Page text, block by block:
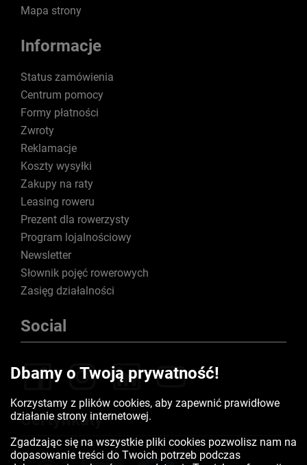
Mapa strony
Informacje
Status zamówienia
Centrum pomocy
Formy płatności
Zwroty
Reklamacje
Koszty wysyłki
Zakupy na raty
Leasing roweru
Prezent dla rowerzysty
Program lojalnościowy
Newsletter
Słownik pojęć rowerowych
Zasięg działalności
Social
Certyfikaty
Dbamy o Twoją prywatność!
Korzystamy z plików cookies, aby zapewnić prawidłowe
działanie strony internetowej.
Zgadzając się na wszystkie pliki cookies pozwolisz nam na
dopasowanie treści do Twoich potrzeb podczas